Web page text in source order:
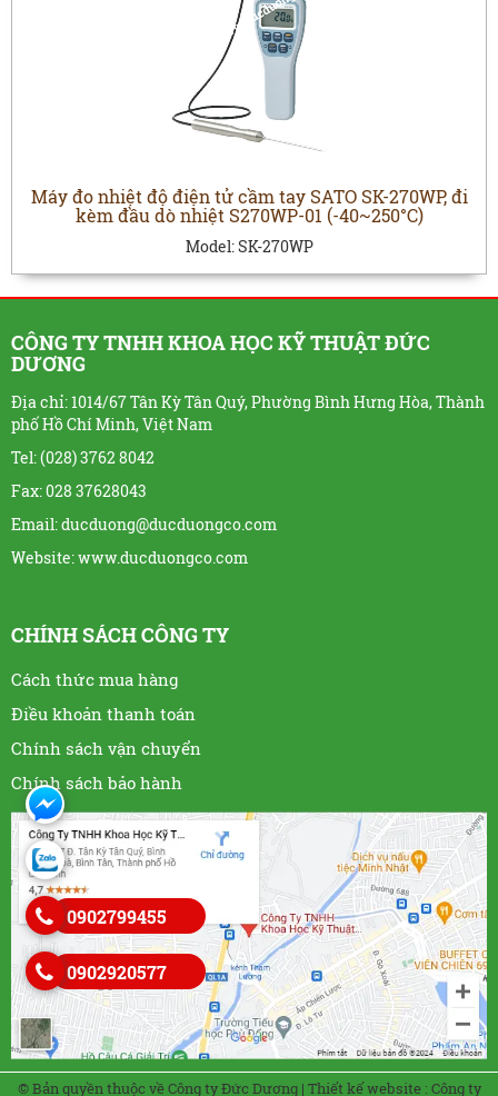
Máy đo nhiệt độ điện tử cầm tay SATO SK-270WP, đi
kèm đầu dò nhiệt S270WP-01 (-40~250°C)
Model:SK-270WP
CÔNG TY TNHH KHOA HỌC KỸ THUẬT ĐỨC
DƯƠNG
Địa chỉ: 1014/67 Tân Kỳ Tân Quý, Phường Bình Hưng Hòa, Thành
phố Hồ Chí Minh, Việt Nam
Tel: (028) 3762 8042
Fax: 028 37628043
Email: ducduong@ducduongco.com
Website:www.ducduongco.com
CHÍNH SÁCH CÔNG TY
Cách thức mua hàng
Điều khoản thanh toán
Chính sách vận chuyển
Chính sách bảo hành
© Bản quyền thuộc về Công ty Đức Dương| Thiết kế website : Công ty
0902799455
0902920577